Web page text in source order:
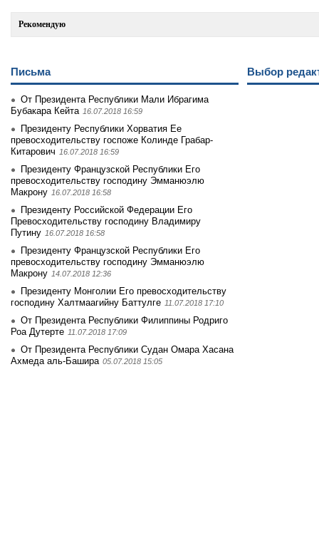
Рекомендую
Письма
От Президента Республики Мали Ибрагима
Бубакара Кейта 16.07.2018 16:59
Президенту Республики Хорватия Ее
превосходительству госпоже Колинде Грабар-
Китарович 16.07.2018 16:59
Президенту Французской Республики Его
превосходительству господину Эмманюэлю
Макрону 16.07.2018 16:58
Президенту Российской Федерации Его
Превосходительству господину Владимиру
Путину 16.07.2018 16:58
Президенту Французской Республики Его
превосходительству господину Эмманюэлю
Макрону 14.07.2018 12:36
Президенту Монголии Его превосходительству
господину Халтмаагийну Баттулге 11.07.2018 17:10
От Президента Республики Филиппины Родриго
Роа Дутерте 11.07.2018 17:09
От Президента Республики Судан Омара Хасана
Ахмеда аль-Башира 05.07.2018 15:05
Выбор